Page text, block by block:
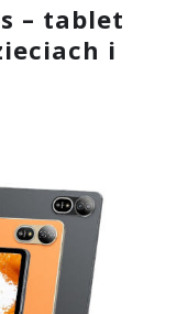
– tablet
i